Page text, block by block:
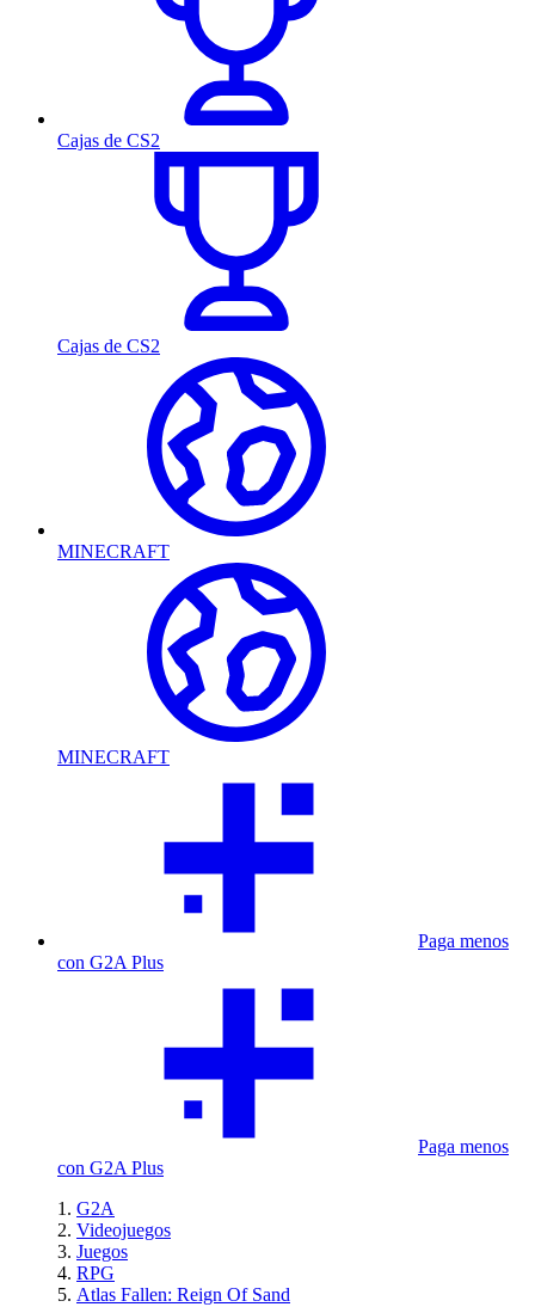
Cajas de CS2
Cajas de CS2
MINECRAFT
MINECRAFT
Paga menos
con G2A Plus
Paga menos
con G2A Plus
G2A
Videojuegos
Juegos
RPG
Atlas Fallen: Reign Of Sand